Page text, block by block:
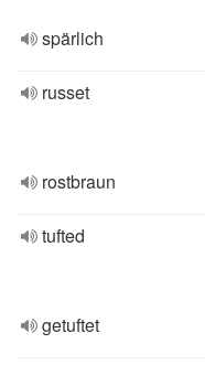
spärlich
russet
rostbraun
tufted
getuftet